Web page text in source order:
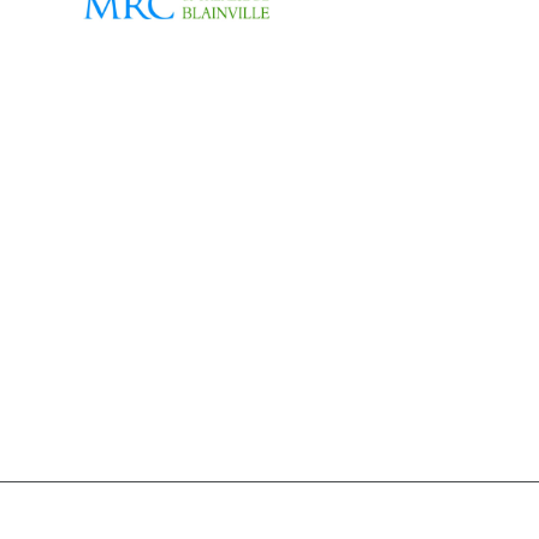
des relations canado-américaines et avocat
de la remise de prix